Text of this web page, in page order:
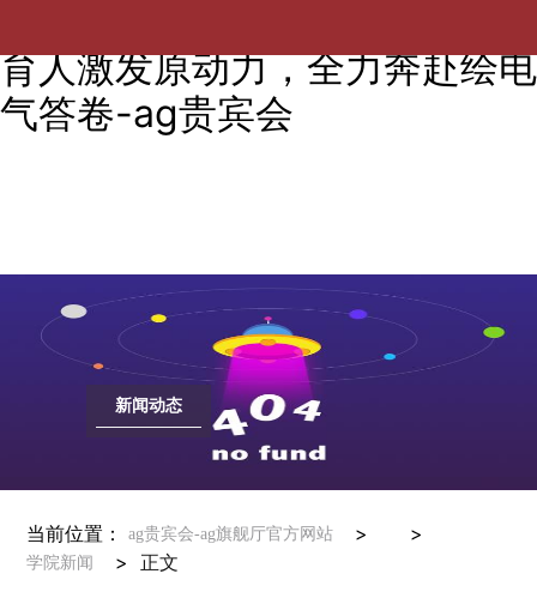
育人激发原动力，全力奔赴绘电
气答卷-ag贵宾会
新闻动态
当前位置： ag贵宾会-ag旗舰厅官方网站 > >
学院新闻 > 正文